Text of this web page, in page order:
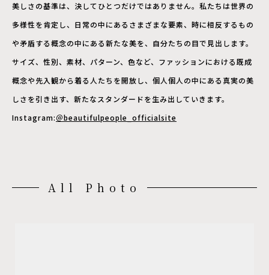
美しさの基準は、決してひとつだけではありません。私たちは世界の
多様性を肯定し、日常の中にあるさまざまな要素、時に相反するもの
や矛盾する概念の中にある新たな美を、自分たちの目で見出します。
サイズ、性別、素材、パターン、色など、ファッションにおける既成
概念や先入観から着る人たちを開放し、個人個人の中にある真実の美
しさを引き出す、新たなスタンダードを生み出していきます。
Instagram:＠beautifulpeople_officialsite
All Photo